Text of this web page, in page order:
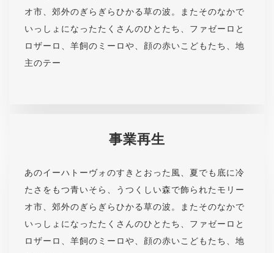
オ市、郊外のぎらぎらひかる草の波。またそのなかで
いっしょになったたくさんのひとたち、ファゼーロと
ロザーロ、羊飼のミーロや、顔の赤いこどもたち、地
主のテー
事業再生
あのイーハトーヴォのすきとおった風、夏でも底に冷
たさをもつ青いそら、うつくしい森で飾られたモリー
オ市、郊外のぎらぎらひかる草の波。またそのなかで
いっしょになったたくさんのひとたち、ファゼーロと
ロザーロ、羊飼のミーロや、顔の赤いこどもたち、地